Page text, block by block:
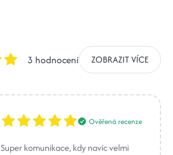
3 hodnocení ZOBRAZIT VÍCE
Ověřená recenze
Super komunikace, kdy navíc velmi